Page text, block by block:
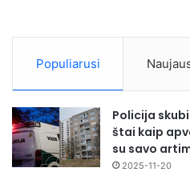
Populiarusi
Policija
štai kaip
su savo
2025-11-20